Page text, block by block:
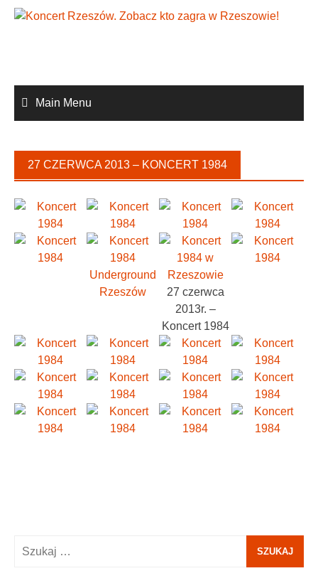
Skip
Main Menu
27 CZERWCA 2013 – KONCERT 1984
27 czerwca
2013r. –
Koncert 1984